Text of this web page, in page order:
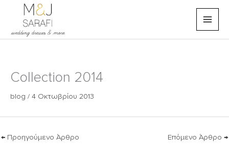
Μετάβαση
περιεχόμενο
Collection 2014
blog / 4 Οκτωβρίου 2013
← Προηγούμενο Άρθρο Επόμενο Άρθρο →